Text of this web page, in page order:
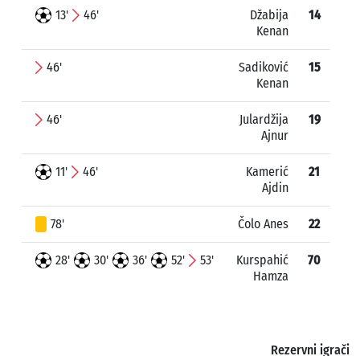
13' 46'
Džabija
Kenan
14
46'
Sadiković
Kenan
15
46'
Julardžija
Ajnur
19
11' 46'
Kamerić
Ajdin
21
78' Čolo Anes 22
28' 30' 36' 52' 53'
Kurspahić
Hamza
70
Rezervni igrači